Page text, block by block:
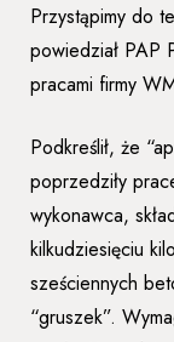
Przystąpimy do
powiedział PAP
pracami firmy
Podkreślił, że
poprzedziły
wykonawca,
kilkudziesięciu
sześciennych
“gruszek”.